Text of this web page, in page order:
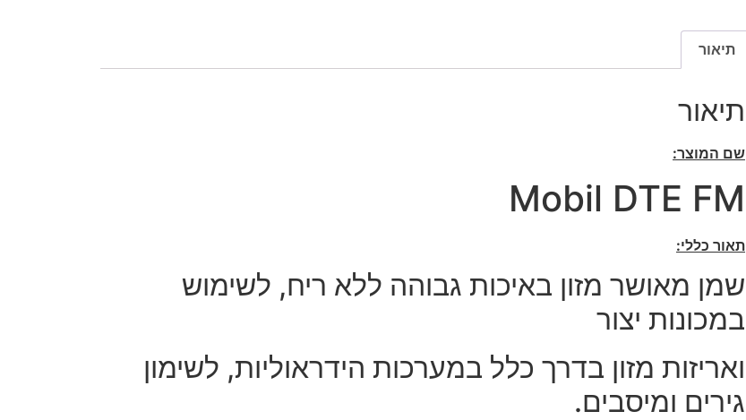
תיאור
תיאור
שם המוצר:
Mobil DTE FM
תאור כללי:
שמן מאושר מזון באיכות גבוהה ללא ריח, לשימוש
במכונות יצור
ואריזות מזון בדרך כלל במערכות הידראוליות, לשימון
גירים ומיסבים.